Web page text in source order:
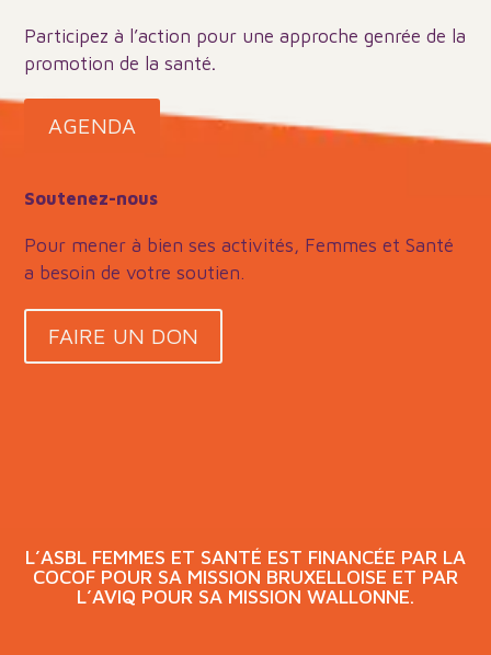
Participez à l’action pour une approche genrée de la
promotion de la santé.
AGENDA
Soutenez-nous
Pour mener à bien ses activités, Femmes et Santé
a besoin de votre soutien.
FAIRE UN DON
L’ASBL FEMMES ET SANTÉ EST FINANCÉE PAR LA
COCOF POUR SA MISSION BRUXELLOISE ET PAR
L’AVIQ POUR SA MISSION WALLONNE.